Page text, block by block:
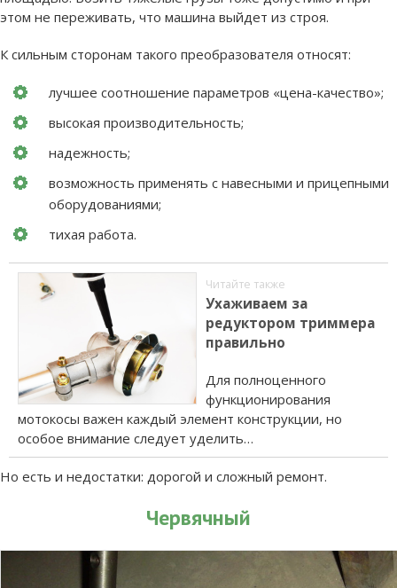
этом не переживать, что машина выйдет из строя.
К сильным сторонам такого преобразователя относят:
лучшее соотношение параметров «цена-качество»;
высокая производительность;
надежность;
возможность применять с навесными и прицепными
оборудованиями;
тихая работа.
Читайте также
Ухаживаем за
редуктором триммера
правильно
Для полноценного
функционирования
мотокосы важен каждый элемент конструкции, но
особое внимание следует уделить…
Но есть и недостатки: дорогой и сложный ремонт.
Червячный